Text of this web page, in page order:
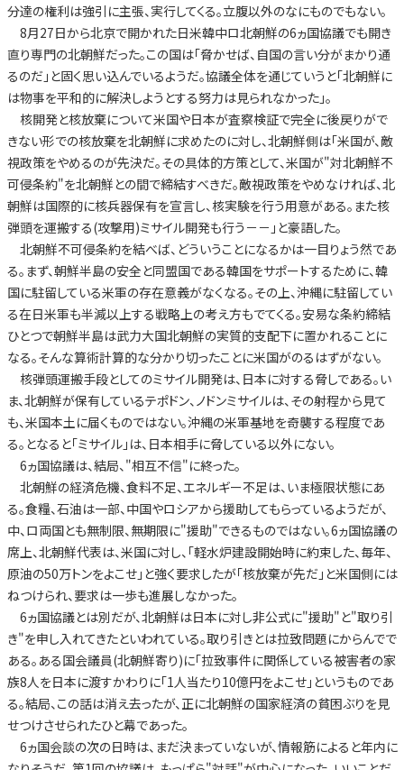
分達の権利は強引に主張、実行してくる。立腹以外のなにものでもない。
8月27日から北京で開かれた日米韓中ロ北朝鮮の6ヵ国協議でも開き
直り専門の北朝鮮だった。この国は「脅かせば、自国の言い分がまかり通
るのだ」と固く思い込んでいるようだ。協議全体を通じていうと「北朝鮮に
は物事を平和的に解決しようとする努力は見られなかった」。
核開発と核放棄について米国や日本が査察検証で完全に後戻りがで
きない形での核放棄を北朝鮮に求めたのに対し、北朝鮮側は「米国が、敵
視政策をやめるのが先決だ。その具体的方策として、米国が"対北朝鮮不
可侵条約"を北朝鮮との間で締結すべきだ。敵視政策をやめなければ、北
朝鮮は国際的に核兵器保有を宣言し、核実験を行う用意がある。また核
弾頭を運搬する(攻撃用)ミサイル開発も行う－－」と豪語した。
北朝鮮不可侵条約を結べば、どういうことになるかは一目りょう然であ
る。まず、朝鮮半島の安全と同盟国である韓国をサポートするために、韓
国に駐留している米軍の存在意義がなくなる。その上、沖縄に駐留してい
る在日米軍も半減以上する戦略上の考え方もでてくる。安易な条約締結
ひとつで朝鮮半島は武力大国北朝鮮の実質的支配下に置かれることに
なる。そんな算術計算的な分かり切ったことに米国がのるはずがない。
核弾頭運搬手段としてのミサイル開発は、日本に対する脅しである。い
ま、北朝鮮が保有しているテポドン、ノドンミサイルは、その射程から見て
も、米国本土に届くものではない。沖縄の米軍基地を奇襲する程度であ
る。となると「ミサイル」は、日本相手に脅している以外にない。
6ヵ国協議は、結局、"相互不信"に終った。
北朝鮮の経済危機、食料不足、エネルギー不足は、いま極限状態にあ
る。食糧、石油は一部、中国やロシアから援助してもらっているようだが、
中、ロ両国とも無制限、無期限に"援助"できるものではない。6ヵ国協議の
席上、北朝鮮代表は、米国に対し、「軽水炉建設開始時に約束した、毎年、
原油の50万トンをよこせ」と強く要求したが「核放棄が先だ」と米国側には
ねつけられ、要求は一歩も進展しなかった。
6ヵ国協議とは別だが、北朝鮮は日本に対し非公式に"援助"と"取り引
き"を申し入れてきたといわれている。取り引きとは拉致問題にからんでで
ある。ある国会議員(北朝鮮寄り)に「拉致事件に関係している被害者の家
族8人を日本に渡すかわりに「1人当たり10億円をよこせ」というものであ
る。結局、この話は消え去ったが、正に北朝鮮の国家経済の貧困ぶりを見
せつけさせられたひと幕であった。
6ヵ国会談の次の日時は、まだ決まっていないが、情報筋によると年内に